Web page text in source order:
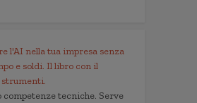
l'AI nella tua impresa senza
e soldi. Il libro con il
strumenti.
competenze tecniche. Serve